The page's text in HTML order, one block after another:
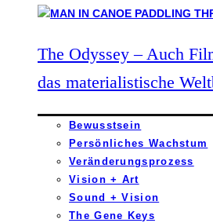
The Odyssey – Auch
das materialistische
Bewusstsein
Persönliches Wachstum
Veränderungsprozess
Vision + Art
Sound + Vision
The Gene Keys